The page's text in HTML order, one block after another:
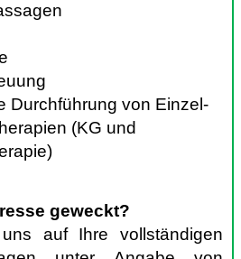
Durchführung von Einzel-
(KG und
geweckt?
auf Ihre vollständigen